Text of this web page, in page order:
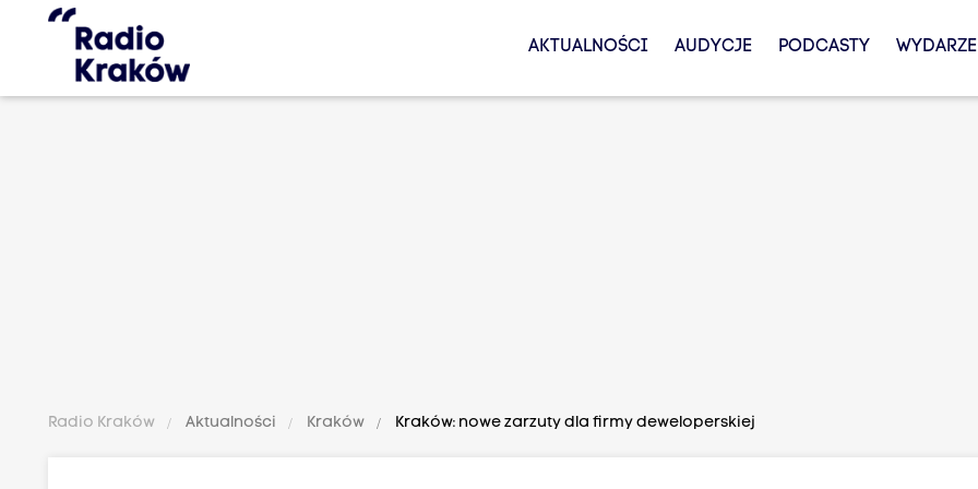
AKTUALNOŚCI AUDYCJE PODCASTY
Radio Kraków Aktualności Kraków Kraków: nowe zarzuty dla firmy deweloperskiej